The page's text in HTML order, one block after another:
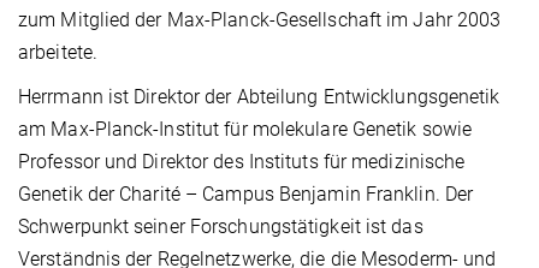
zum Mitglied der Max-Planck-Gesellschaft im Jahr 2003
arbeitete.
Herrmann ist Direktor der Abteilung Entwicklungsgenetik
am Max-Planck-Institut für molekulare Genetik sowie
Professor und Direktor des Instituts für medizinische
Genetik der Charité – Campus Benjamin Franklin. Der
Schwerpunkt seiner Forschungstätigkeit ist das
Verständnis der Regelnetzwerke, die die Mesoderm- und